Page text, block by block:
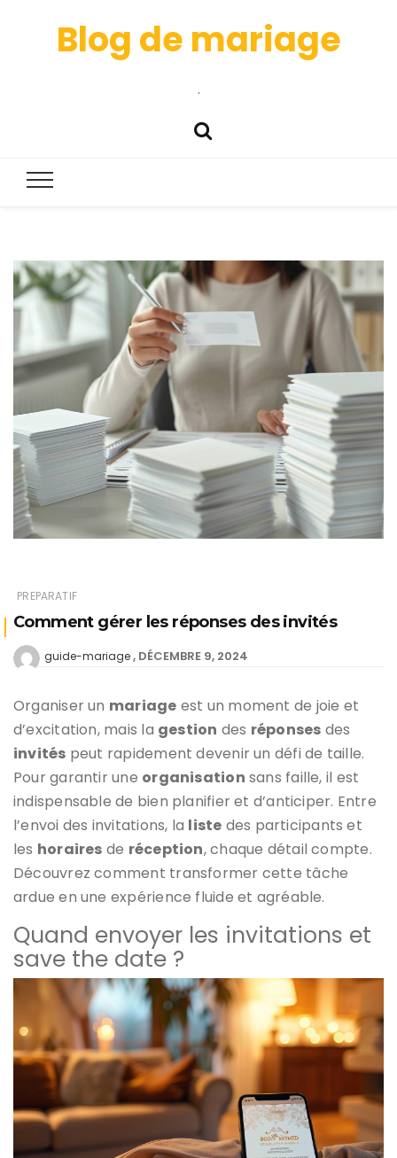
Blog de mariage
.
PREPARATIF
Comment gérer les réponses des invités
guide-mariage DÉCEMBRE 9, 2024
Organiser un mariage est un moment de joie et
d’excitation, mais la gestion des réponses des
invités peut rapidement devenir un défi de taille.
Pour garantir une organisation sans faille, il est
indispensable de bien planifier et d’anticiper. Entre
l’envoi des invitations, la liste des participants et
les horaires de réception, chaque détail compte.
Découvrez comment transformer cette tâche
ardue en une expérience fluide et agréable.
Quand envoyer les invitations et
save the date ?